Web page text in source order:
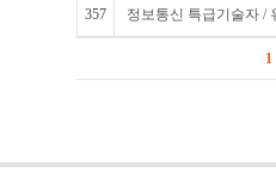
357 정보통신 특급기술자 /
1